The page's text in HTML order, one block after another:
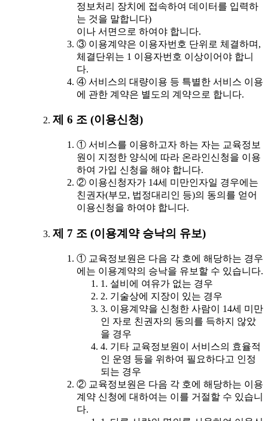
정보처리 장치에 접속하여 데이터를 입력하
는 것을 말합니다)
이나 서면으로 하여야 합니다.
③ 이용계약은 이용자번호 단위로 체결하며,
체결단위는 1 이용자번호 이상이어야 합니
다.
④ 서비스의 대량이용 등 특별한 서비스 이용
에 관한 계약은 별도의 계약으로 합니다.
제 6 조 (이용신청)
① 서비스를 이용하고자 하는 자는 교육정보
원이 지정한 양식에 따라 온라인신청을 이용
하여 가입 신청을 해야 합니다.
② 이용신청자가 14세 미만인자일 경우에는
친권자(부모, 법정대리인 등)의 동의를 얻어
이용신청을 하여야 합니다.
제 7 조 (이용계약 승낙의 유보)
① 교육정보원은 다음 각 호에 해당하는 경우
에는 이용계약의 승낙을 유보할 수 있습니다.
1. 설비에 여유가 없는 경우
2. 기술상에 지장이 있는 경우
3. 이용계약을 신청한 사람이 14세 미만
인 자로 친권자의 동의를 득하지 않았
을 경우
4. 기타 교육정보원이 서비스의 효율적
인 운영 등을 위하여 필요하다고 인정
되는 경우
② 교육정보원은 다음 각 호에 해당하는 이용
계약 신청에 대하여는 이를 거절할 수 있습니
다.